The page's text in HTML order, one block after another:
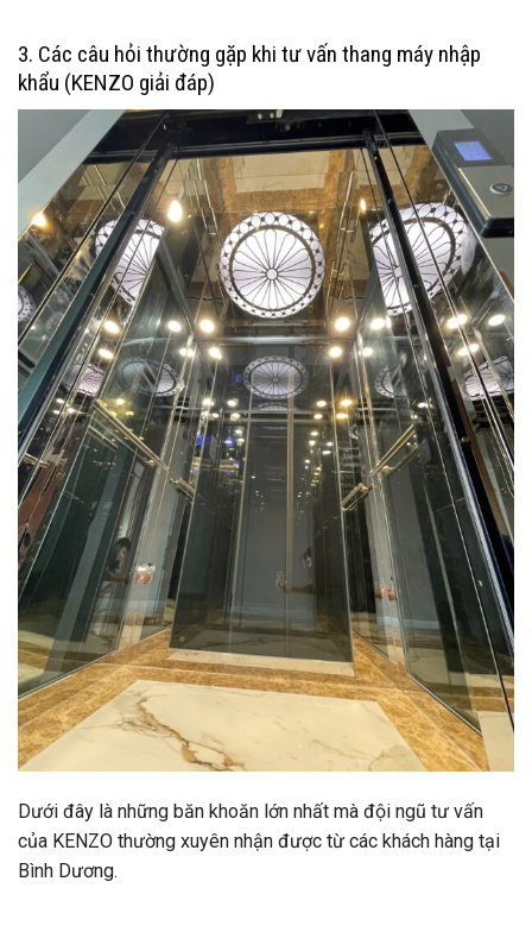
3. Các câu hỏi thường gặp khi tư vấn thang máy nhập
khẩu (KENZO giải đáp)
Dưới đây là những băn khoăn lớn nhất mà đội ngũ tư vấn
của KENZO thường xuyên nhận được từ các khách hàng tại
Bình Dương.